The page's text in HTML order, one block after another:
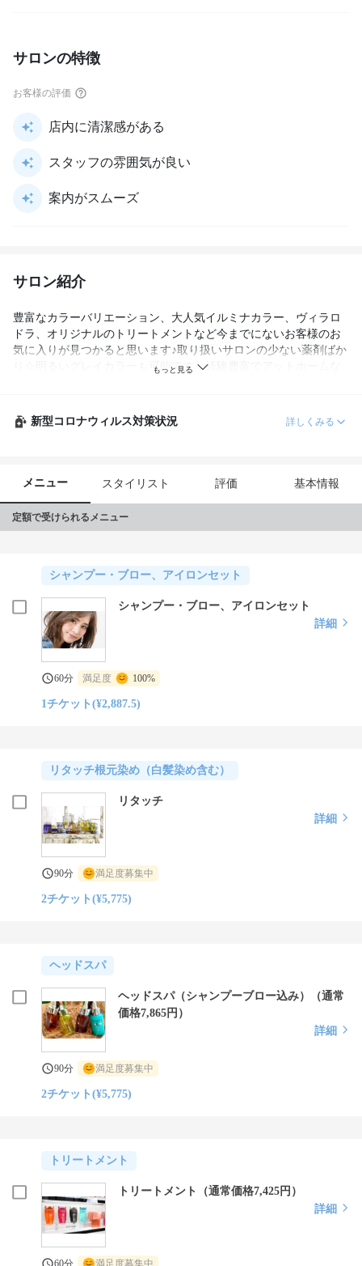
サロンの特徴
お客様の評価
店内に清潔感がある
スタッフの雰囲気が良い
案内がスムーズ
サロン紹介
豊富なカラーバリエーション、大人気イルミナカラー、ヴィラロ
ドラ、オリジナルのトリートメントなど今までにないお客様のお
気に入りが見つかると思います♪取り扱いサロンの少ない薬剤ばか
り☆明るいグレイカラーも可能です。経験豊富でアットホームな
新型コロナウィルス対策状況 詳しくみる
メニュー スタイリスト 評価 基本情報
定額で受けられるメニュー
シャンプー・ブロー、アイロンセット
シャンプー・ブロー、アイロンセット
詳細
60分 満足度 100%
1チケット(¥2,887.5)
リタッチ根元染め（白髪染め含む）
リタッチ
詳細
90分 満足度募集中
2チケット(¥5,775)
ヘッドスパ
ヘッドスパ（シャンプーブロー込み）（通常
価格7,865円）
詳細
90分 満足度募集中
2チケット(¥5,775)
トリートメント
トリートメント（通常価格7,425円）
詳細
60分 満足度募集中